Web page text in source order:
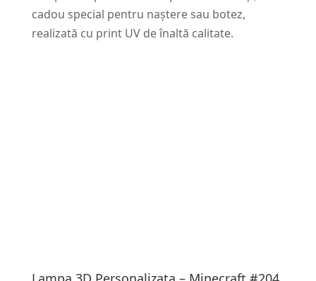
cadou special pentru naștere sau botez,
realizată cu print UV de înaltă calitate.